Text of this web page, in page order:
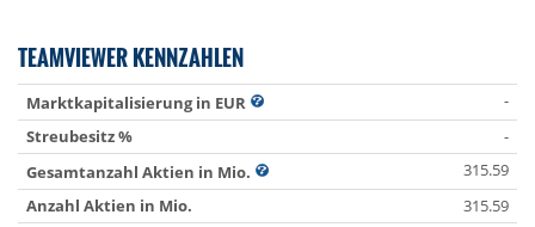
TEAMVIEWER KENNZAHLEN
Marktkapitalisierung in EUR
-
Streubesitz %
-
Gesamtanzahl Aktien in Mio.
315.59
Anzahl Aktien in Mio.
315.59